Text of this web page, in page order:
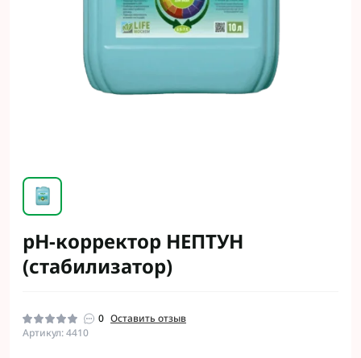
рН-корректор НЕПТУН
(стабилизатор)
0 Оставить отзыв
Артикул: 4410